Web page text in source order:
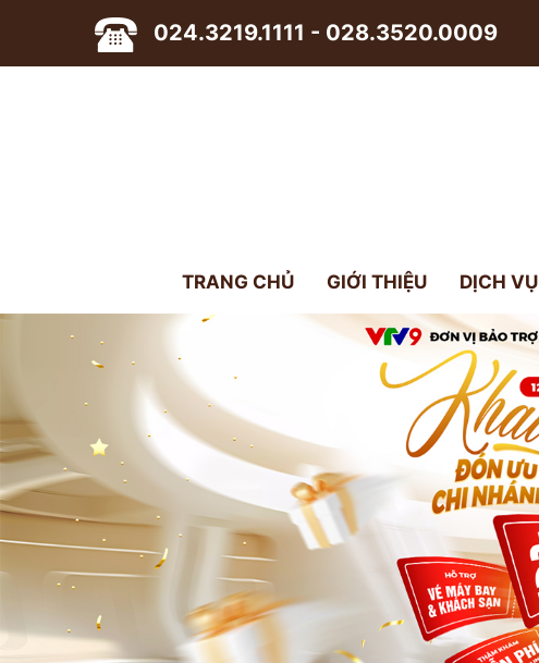
024.3219.1111 - 028.3520.0009
TRANG CHỦ GIỚI THIỆU DỊCH VỤ